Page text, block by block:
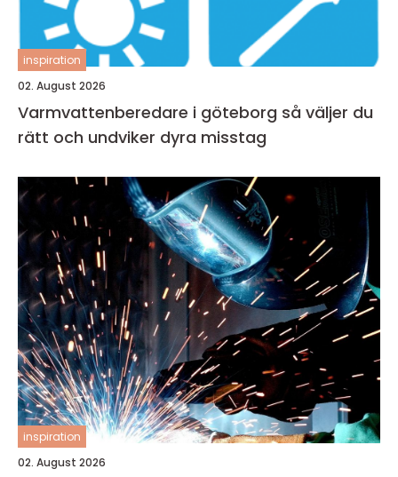
inspiration
02. August 2026
Varmvattenberedare i göteborg så väljer du
rätt och undviker dyra misstag
inspiration
02. August 2026